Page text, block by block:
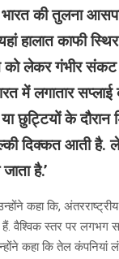
भारत की तुलना
हालात काफी
को लेकर गंभीर संकट
में लगातार
छुट्टियों के दौरान
दिक्कत आती है.
है.’
कहा कि,
वैश्विक स्तर पर लगभग
कहा कि तेल